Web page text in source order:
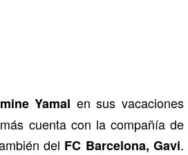
Yamal en sus vacaciones
cuenta con la compañía de
del FC Barcelona, Gavi.